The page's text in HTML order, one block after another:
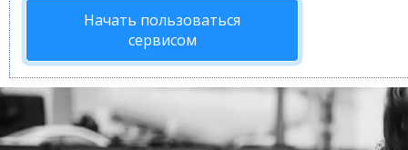
Начать пользоваться
сервисом